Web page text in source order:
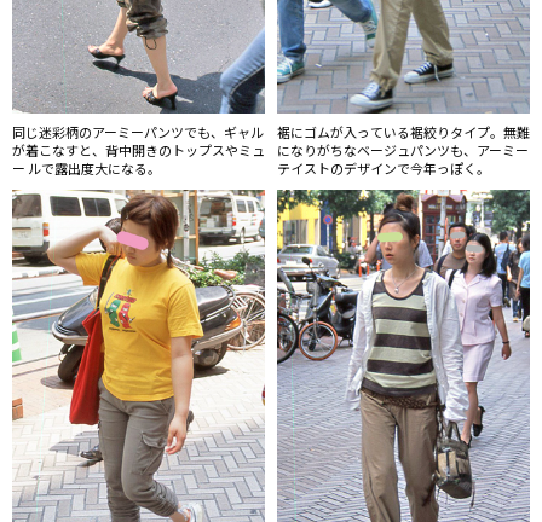
同じ迷彩柄のアーミーパンツでも、ギャル
が着こなすと、背中開きのトップスやミュ
ー ルで露出度大になる。
裾にゴムが入っている裾絞りタイプ。無難
になりがちなベージュパンツも、アーミー
テイストのデザインで今年っぽく。